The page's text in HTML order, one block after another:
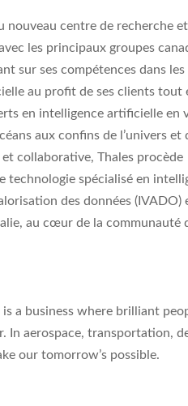
centre de recherche
les principaux groupes
sur ses compétences dans les
au profit de ses clients tout
en intelligence artificielle en
aux confins de l’univers et
collaborative, Thales procède
technologie spécialisé en
des données (IVADO)
au cœur de la communauté
a business where brilliant
In aerospace, transportation,
our tomorrow’s possible.